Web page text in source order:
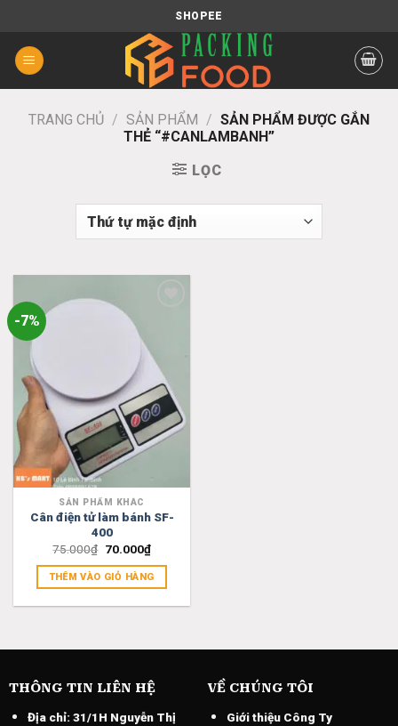
nội
dung
SHOPEE
TRANG CHỦ / SẢN PHẨM / SẢN PHẨM ĐƯỢC GẮN
THẺ “#CANLAMBANH”
LỌC
-7%
wishlist
SẢN PHẨM KHÁC
Cân điện tử làm bánh SF-
400
75.000₫ Original
was:
75.000₫.
70.000₫Current
price
is:
70.000₫.
THÊM VÀO GIỎ HÀNG
THÔNG TIN LIÊN HỆ
Địa chỉ:31/1H Nguyễn Thị
VỀ CHÚNG TÔI
Giới thiệu Công Ty